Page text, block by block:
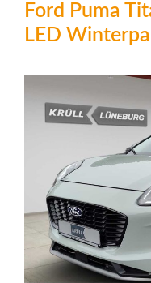
Ford Puma
LED